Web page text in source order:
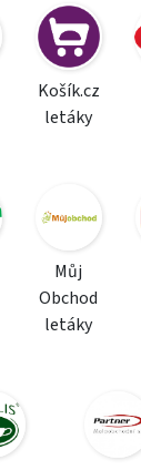
Košík.cz
letáky
Můj
Obchod
letáky